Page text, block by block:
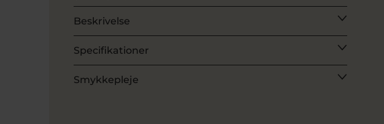
Beskrivelse
Specifikationer
Smykkepleje